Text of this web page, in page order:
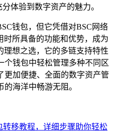
体验到数字资产的魅力。
钱包，但它凭借对BSC网络
时所具备的功能和优势，成为
理想之选，它的多链支持特性
个钱包中轻松管理多种不同区
更加便捷、全面的数字资产管
海洋中畅游无阻。
转移教程，详细步骤助你轻松